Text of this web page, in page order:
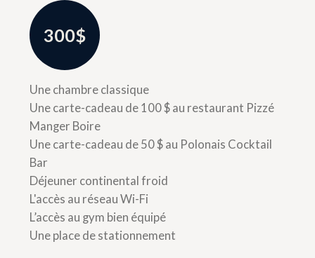
300$
Une chambre classique
Une carte-cadeau de 100 $ au restaurant Pizzé
Manger Boire
Une carte-cadeau de 50 $ au Polonais Cocktail
Bar
Déjeuner continental froid
L'accès au réseau Wi-Fi
L’accès au gym bien équipé
Une place de stationnement